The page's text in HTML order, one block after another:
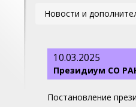
Новости и
10.03.2025
Президиум СО
Постановление